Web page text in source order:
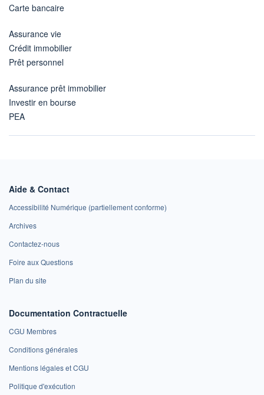
Carte bancaire
Assurance vie
Crédit immobilier
Prêt personnel
Assurance prêt immobilier
Investir en bourse
PEA
Aide & Contact
Accessibilité Numérique (partiellement conforme)
Archives
Contactez-nous
Foire aux Questions
Plan du site
Documentation Contractuelle
CGU Membres
Conditions générales
Mentions légales et CGU
Politique d'exécution